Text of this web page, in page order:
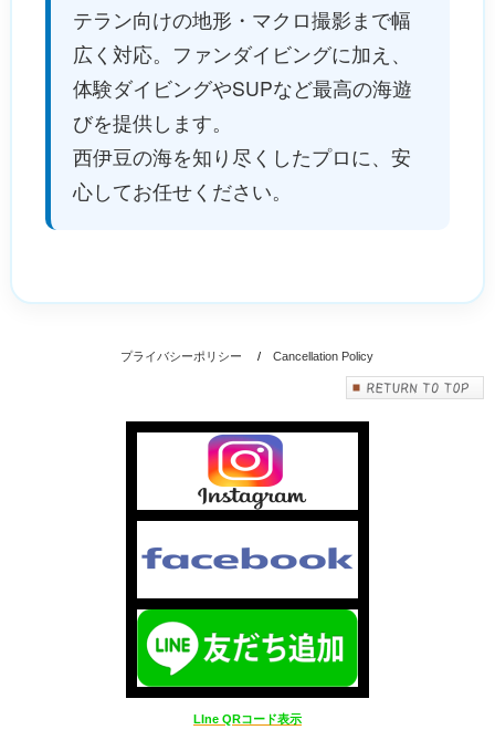
テラン向けの地形・マクロ撮影まで幅
広く対応。ファンダイビングに加え、
体験ダイビングやSUPなど最高の海遊
びを提供します。
西伊豆の海を知り尽くしたプロに、安
心してお任せください。
プライバシーポリシー /Cancellation Policy
LIne QRコード表示